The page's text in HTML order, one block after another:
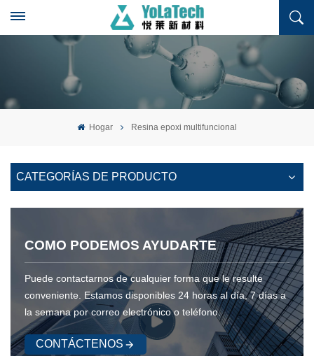
Hogar Resina epoxi multifuncional
CATEGORÍAS DE PRODUCTO
COMO PODEMOS AYUDARTE
Puede contactarnos de cualquier forma que le resulte
conveniente. Estamos disponibles 24 horas al día, 7 días a
la semana por correo electrónico o teléfono.
CONTÁCTENOS